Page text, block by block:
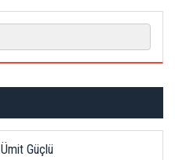
Ümit Güçlü